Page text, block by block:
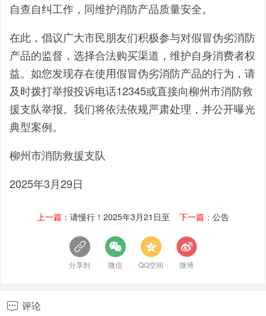
自查自纠工作，同维护消防产品质量安全。
在此，倡议广大市民朋友们积极参与对假冒伪劣消防
产品的监督，选择合法购买渠道，维护自身消费者权
益。如您发现存在使用假冒伪劣消防产品的行为，请
及时拨打举报投诉电话12345或直接向柳州市消防救
援支队举报。我们将依法依规严肃处理，并公开曝光
典型案例。
柳州市消防救援支队
2025年3月29日
上一篇： 请慢行！2025年3月21日至 下一篇： 公告
分享到 微信 QQ空间 微博
 评论